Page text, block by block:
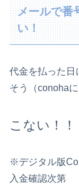
メールで番
い！
代金を払った日
そう（conoha
こない！！
※デジタル版
入金確認次第